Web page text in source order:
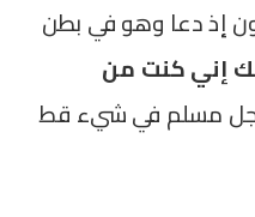
إذ دعا وهو في بطن
إني كنت من
رجل مسلم في شيء قط